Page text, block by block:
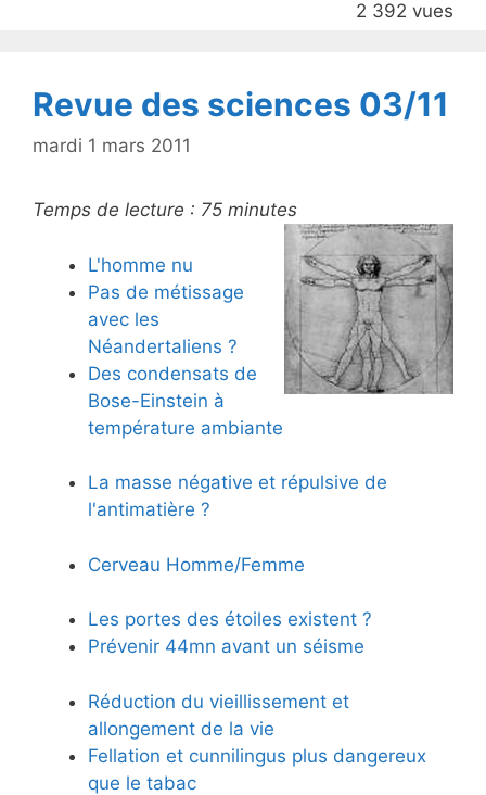
2 392 vues
Revue des sciences 03/11
mardi 1 mars 2011
Temps de lecture : 75 minutes
L'homme nu
Pas de métissage
avec les
Néandertaliens ?
Des condensats de
Bose-Einstein à
température ambiante
La masse négative et répulsive de
l'antimatière ?
Cerveau Homme/Femme
Les portes des étoiles existent ?
Prévenir 44mn avant un séisme
Réduction du vieillissement et
allongement de la vie
Fellation et cunnilingus plus dangereux
que le tabac